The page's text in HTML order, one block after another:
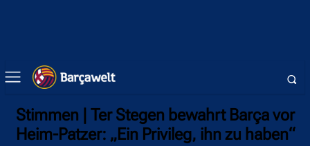
Stimmen | Ter Stegen bewahrt Barça vor
Heim-Patzer: „Ein Privileg, ihn zu haben“